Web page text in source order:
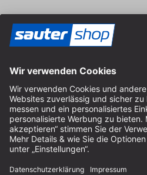
Impressum
AGB
Datenschutz
Cookie-Einstellungen
© 2026 sauter GmbH